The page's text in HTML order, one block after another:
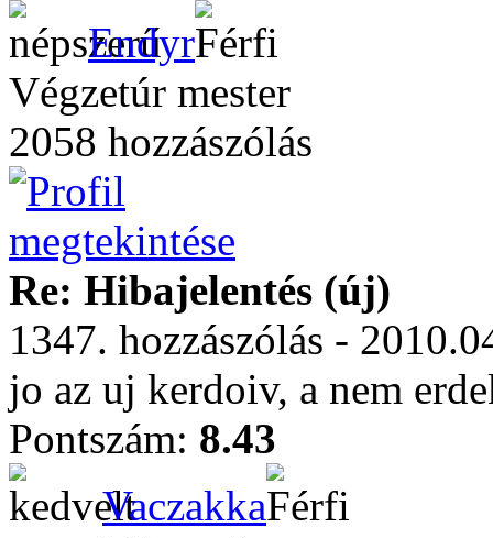
Endyr
Végzetúr mester
2058 hozzászólás
Re: Hibajelentés (új)
1347. hozzászólás -
jo az uj kerdoiv, a nem
Pontszám: 8.43
Vaczakka